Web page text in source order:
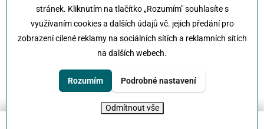
stránek. Kliknutím na tlačítko „Rozumím" souhlasíte s
využívaním cookies a dalších údajů vč. jejich předání pro
zobrazení cílené reklamy na sociálních sítích a reklamních sítích
na dalších webech.
Rozumím Podrobné nastavení
Odmítnout vše
Klokočka - Na každé cestě s vámi
Karlovarská 814/115 , 161 00 Praha 6 - Řepy
+420 222 197 111 info@klokocka.cz
© 2026 KlokočkaTvorba webuUVM interactive